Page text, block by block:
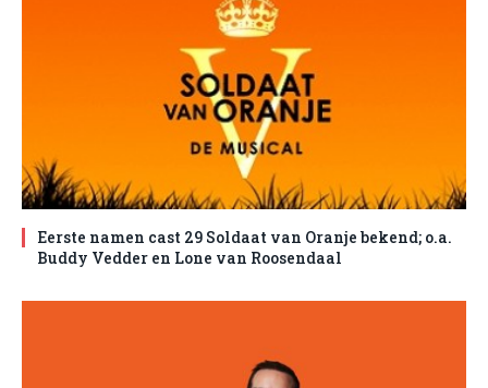
Eerste namen cast 29 Soldaat van Oranje bekend; o.a.
Buddy Vedder en Lone van Roosendaal